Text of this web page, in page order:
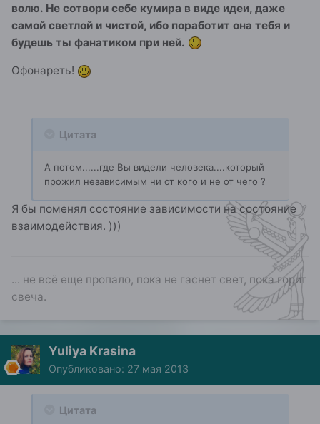
волю. Не сотвори себе кумира в виде идеи, даже
самой светлой и чистой, ибо поработит она тебя и
будешь ты фанатиком при ней.
Офонареть!
Цитата
А потом......где Вы видели человека....который
прожил независимым ни от кого и не от чего ?
Я бы поменял состояние зависимости на состояние
взаимодействия. )))
... не всё еще пропало, пока не гаснет свет, пока горит
свеча.
Yuliya Krasina
Опубликовано: 27 мая 2013
Цитата